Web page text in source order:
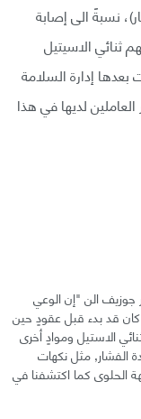
نسبةً الى إصابة
ثنائي الاسيتيل
إدارة السلامة
لديها في هذا
جوزيف الن "إن الوعي
كان قد بدء قبل عقودٍ حين
الاستيل وموادٍ أخرى
الفشار, مثل نكهات
الحلوى كما اكتشفنا في